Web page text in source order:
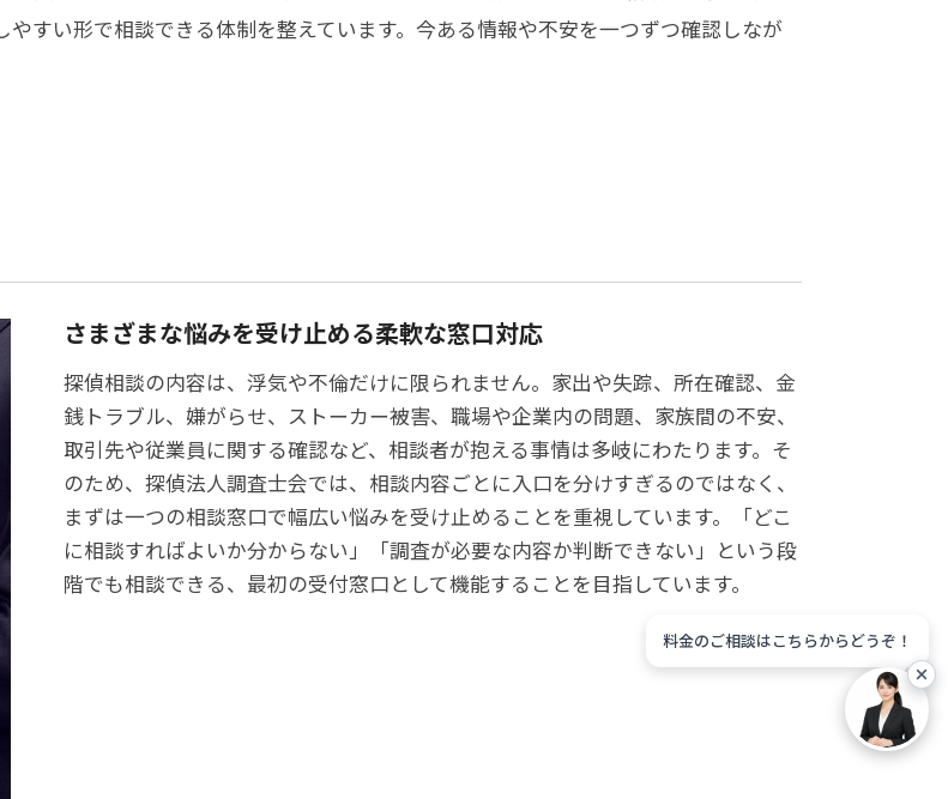
すい形で相談できる体制を整えています。今ある情報や不安を一つずつ確認しなが
さまざまな悩みを受け止める柔軟な窓口対応
探偵相談の内容は、浮気や不倫だけに限られません。家出や失踪、所在確認、金
銭トラブル、嫌がらせ、ストーカー被害、職場や企業内の問題、家族間の不安、
取引先や従業員に関する確認など、相談者が抱える事情は多岐にわたります。そ
のため、探偵法人調査士会では、相談内容ごとに入口を分けすぎるのではなく、
まずは一つの相談窓口で幅広い悩みを受け止めることを重視しています。「どこ
に相談すればよいか分からない」「調査が必要な内容か判断できない」という段
階でも相談できる、最初の受付窓口として機能することを目指しています。
料金のご相談はこちらからどうぞ！